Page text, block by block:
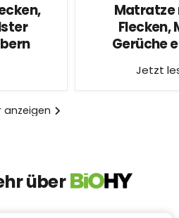
Matratze
Flecken,
Gerüche
Jetzt
anzeigen
über